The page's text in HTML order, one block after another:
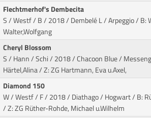
Flechtmerhof's Dembecita
S / Westf / B / 2018 / Dembelé L / Arpeggio/ B:
Walter,Wolfgang
Cheryl Blossom
S / Hann / Schi / 2018 / Chacoon Blue /
Härtel,Alina / Z: ZG Hartmann, Eva u.Axel,
Diamond 150
W / Westf / F / 2018 / Diathago / Hogwart/ B:
/ Z: ZG Rüther-Rohde, Michael u.Wilhelm